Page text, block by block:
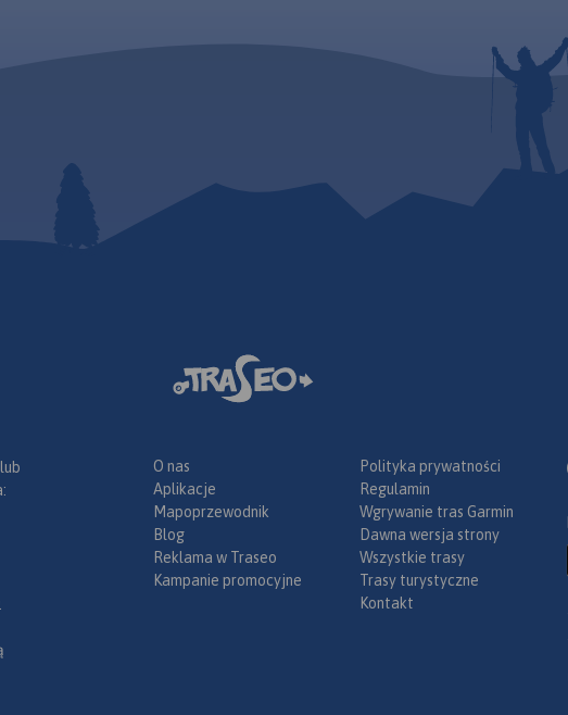
O nas
Aplikacje
Mapoprzewodnik
Blog
Reklama w Traseo
Kampanie promocyjne
Polityka prywatności
Regulamin
Wgrywanie tras Garmin
Dawna wersja strony
Wszystkie trasy
Trasy turystyczne
Kontakt